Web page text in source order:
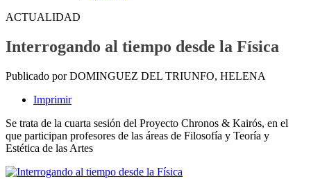
ACTUALIDAD
Interrogando al tiempo desde la Física
Publicado por DOMINGUEZ DEL TRIUNFO, HELENA
Imprimir
Se trata de la cuarta sesión del Proyecto Chronos & Kairós, en el
que participan profesores de las áreas de Filosofía y Teoría y
Estética de las Artes